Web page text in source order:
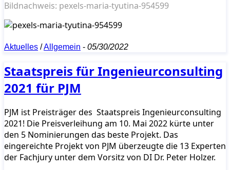
Bildnachweis: pexels-maria-tyutina-954599
Aktuelles /Allgemein - 05/30/2022
Staatspreis für Ingenieurconsulting
2021 für PJM
PJM ist Preisträger des Staatspreis Ingenieurconsulting
2021! Die Preisverleihung am 10. Mai 2022 kürte unter
den 5 Nominierungen das beste Projekt. Das
eingereichte Projekt von PJM überzeugte die 13 Experten
der Fachjury unter dem Vorsitz von DI Dr. Peter Holzer.